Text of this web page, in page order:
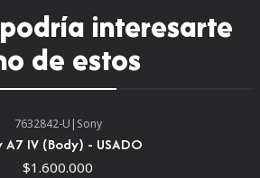
T* FE 35 mm f/1.4
alta velocidadRápido, nítido y
Sony ofrece a los fotógrafos con
completo una distancia focal
interesarte
de estos
7632842-U | Sony
A7 IV (Body) - USADO
$1.600.000